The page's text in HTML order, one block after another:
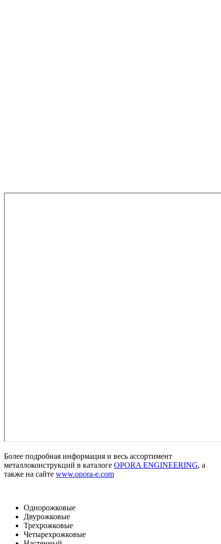
Более подробная информация и весь ассортимент
металлоконструкций в каталоге OPORA ENGINEERING, а
также на сайте www.opora-e.com
Однорожковые
Двурожковые
Трехрожковые
Четырехрожковые